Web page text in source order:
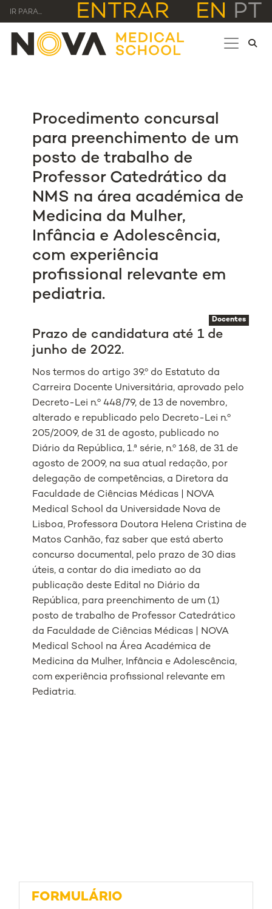
IR PARA... ENTRAR EN PT
Procedimento concursal
para preenchimento de um
posto de trabalho de
Professor Catedrático da
NMS na área académica de
Medicina da Mulher,
Infância e Adolescência,
com experiência
profissional relevante em
pediatria.
Docentes
Prazo de candidatura até 1 de
junho de 2022.
Nos termos do artigo 39.º do Estatuto da
Carreira Docente Universitária, aprovado pelo
Decreto-Lei n.º 448/79, de 13 de novembro,
alterado e republicado pelo Decreto-Lei n.º
205/2009, de 31 de agosto, publicado no
Diário da República, 1.ª série, n.º 168, de 31 de
agosto de 2009, na sua atual redação, por
delegação de competências, a Diretora da
Faculdade de Ciências Médicas | NOVA
Medical School da Universidade Nova de
Lisboa, Professora Doutora Helena Cristina de
Matos Canhão, faz saber que está aberto
concurso documental, pelo prazo de 30 dias
úteis, a contar do dia imediato ao da
publicação deste Edital no Diário da
República, para preenchimento de um (1)
posto de trabalho de Professor Catedrático
da Faculdade de Ciências Médicas | NOVA
Medical School na Área Académica de
Medicina da Mulher, Infância e Adolescência,
com experiência profissional relevante em
Pediatria.
FORMULÁRIO